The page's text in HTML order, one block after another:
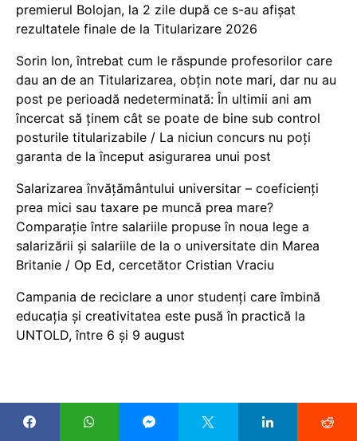
premierul Bolojan, la 2 zile după ce s-au afișat
rezultatele finale de la Titularizare 2026
Sorin Ion, întrebat cum le răspunde profesorilor care
dau an de an Titularizarea, obțin note mari, dar nu au
post pe perioadă nedeterminată: În ultimii ani am
încercat să ținem cât se poate de bine sub control
posturile titularizabile / La niciun concurs nu poți
garanta de la început asigurarea unui post
Salarizarea învățământului universitar – coeficienți
prea mici sau taxare pe muncă prea mare?
Comparație între salariile propuse în noua lege a
salarizării și salariile de la o universitate din Marea
Britanie / Op Ed, cercetător Cristian Vraciu
Campania de reciclare a unor studenți care îmbină
educația și creativitatea este pusă în practică la
UNTOLD, între 6 și 9 august